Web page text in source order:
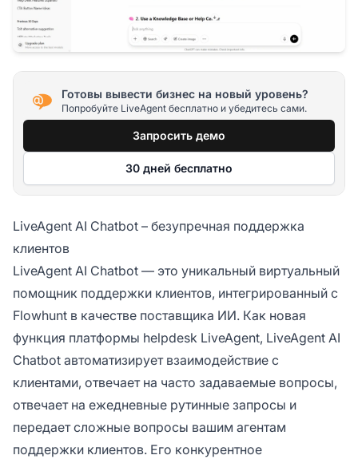
Готовы вывести бизнес на новый уровень?
Попробуйте LiveAgent бесплатно и убедитесь сами.
Запросить демо
30 дней бесплатно
LiveAgent AI Chatbot – безупречная поддержка
клиентов
LiveAgent AI Chatbot — это уникальный виртуальный
помощник поддержки клиентов, интегрированный с
Flowhunt в качестве поставщика ИИ. Как новая
функция платформы helpdesk LiveAgent, LiveAgent AI
Chatbot автоматизирует взаимодействие с
клиентами, отвечает на часто задаваемые вопросы,
отвечает на ежедневные рутинные запросы и
передает сложные вопросы вашим агентам
поддержки клиентов. Его конкурентное